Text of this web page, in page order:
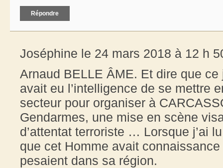
Répondre
Joséphine le 24 mars 2018 à 12 h
Arnaud BELLE ÂME. Et dire que
avait eu l’intelligence de se mettre
secteur pour organiser à
Gendarmes, une mise en scène
d’attentat terroriste … Lorsque j’ai
que cet Homme avait
pesaient dans sa région.